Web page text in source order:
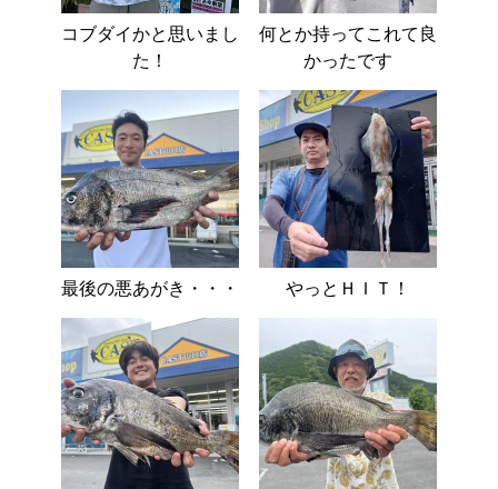
コブダイかと思いまし
た！
何とか持ってこれて良
かったです
最後の悪あがき・・・ やっとＨＩＴ！